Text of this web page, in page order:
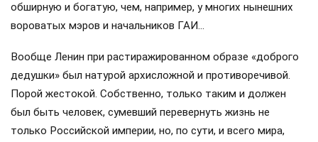
обширную и богатую, чем, например, у многих нынешних
вороватых мэров и начальников ГАИ…
Вообще Ленин при растиражированном образе «доброго
дедушки» был натурой архисложной и противоречивой.
Порой жестокой. Собственно, только таким и должен
был быть человек, сумевший перевернуть жизнь не
только Российской империи, но, по сути, и всего мира,